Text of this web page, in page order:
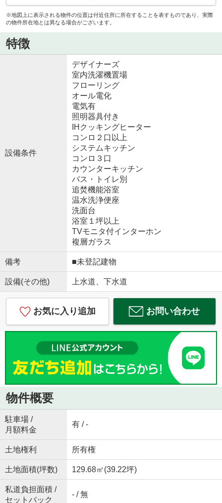
※地図上に表示される物件の位置は付近住所に所在することを表すものであり、実際
の物件所在地とは異なる場合がございます。
特徴
設備条件
デザイナーズ
室内洗濯機置場
フローリング
オール電化
電気有
照明器具付き
IHクッキングヒーター
コンロ２口以上
システムキッチン
コンロ３口
カウンターキッチン
バス・トイレ別
追焚機能浴室
温水洗浄便座
洗面台
浴室１坪以上
TVモニタ付インターホン
複層ガラス
備考 ■未登記建物
設備(その他) 上水道、下水道
お気に入り追加 お問い合わせ
物件概要
駐車場 /
月額料金
有 / -
土地権利 所有権
土地面積(坪数) 129.68㎡(39.22坪)
私道負担面積 /
セットバック
- / 無